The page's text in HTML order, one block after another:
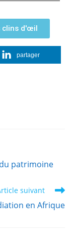
clins d'œil
partager
patrimoine
suivant
en Afrique